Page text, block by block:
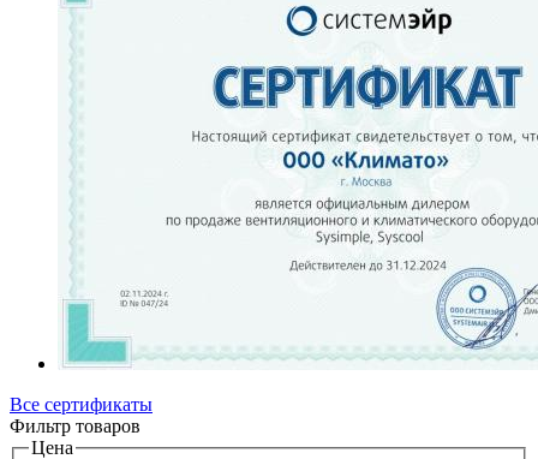
Все сертификаты
Фильтр товаров
Цена